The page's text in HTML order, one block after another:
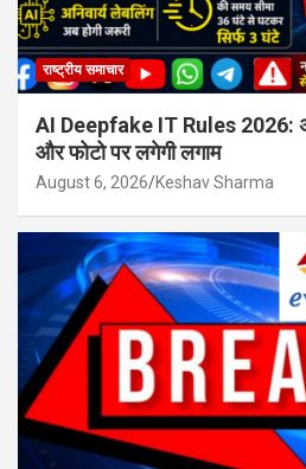
राष्ट्रीय समाचार
AI Deepfake IT Rules 2026:
और फोटो पर लगेगी लगाम
August 6, 2026 Keshav Sharma